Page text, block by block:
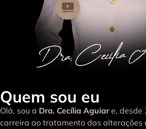
Quem sou eu
Olá, sou a Dra. Cecília Aguiare, desde
carreira ao tratamento das alterações